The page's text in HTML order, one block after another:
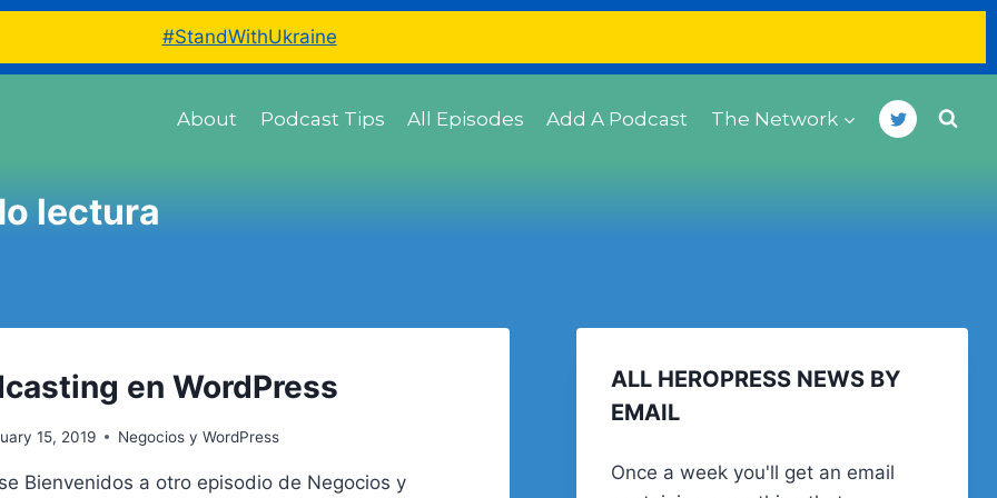
#StandWithUkraine
About Podcast Tips All Episodes Add A Podcast The Network
lectura
en WordPress
15, 2019 Negocios y WordPress
Bienvenidos a otro episodio de Negocios y
ALL HEROPRESS NEWS BY
EMAIL
Once a week you'll get an email